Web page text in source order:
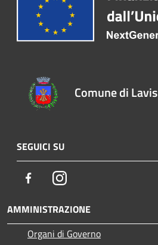
Comune di Lavis
SEGUICI SU
FacebookInstagram
AMMINISTRAZIONE
Organi di Governo